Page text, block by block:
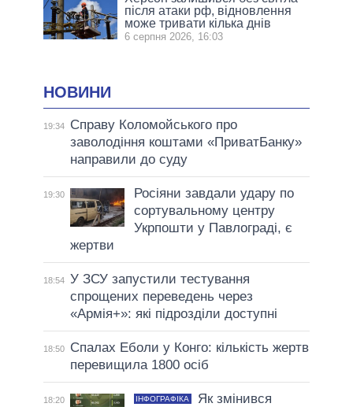
після атаки рф, відновлення
може тривати кілька днів
6 серпня 2026, 16:03
НОВИНИ
19:34
Справу Коломойського про
заволодіння коштами «ПриватБанку»
направили до суду
19:30
Росіяни завдали удару по
сортувальному центру
Укрпошти у Павлограді, є
жертви
18:54 У ЗСУ запустили тестування
спрощених переведень через
«Армія+»: які підрозділи доступні
18:50
Спалах Еболи у Конго: кількість жертв
перевищила 1800 осіб
18:20 ІНФОГРАФІКА
Як змінився